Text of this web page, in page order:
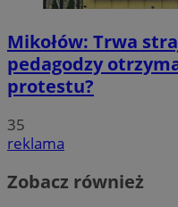
Mikołów: Trwa
pedagodzy
protestu?
35
reklama
Zobacz również